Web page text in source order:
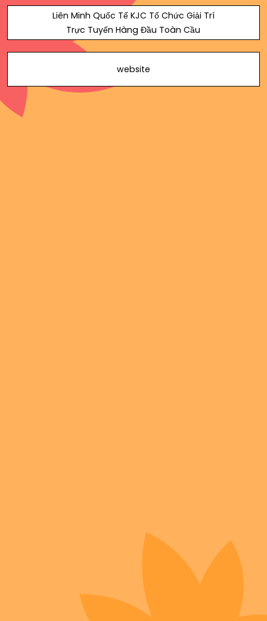
Liên Minh Quốc Tế KJC Tổ Chức Giải Trí
Trực Tuyến Hàng Đầu Toàn Cầu
website